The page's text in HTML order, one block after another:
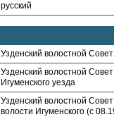
русский
Узденский волостной
Узденский волостной
Игуменского уезда
Узденский волостной
волости Игуменского (с